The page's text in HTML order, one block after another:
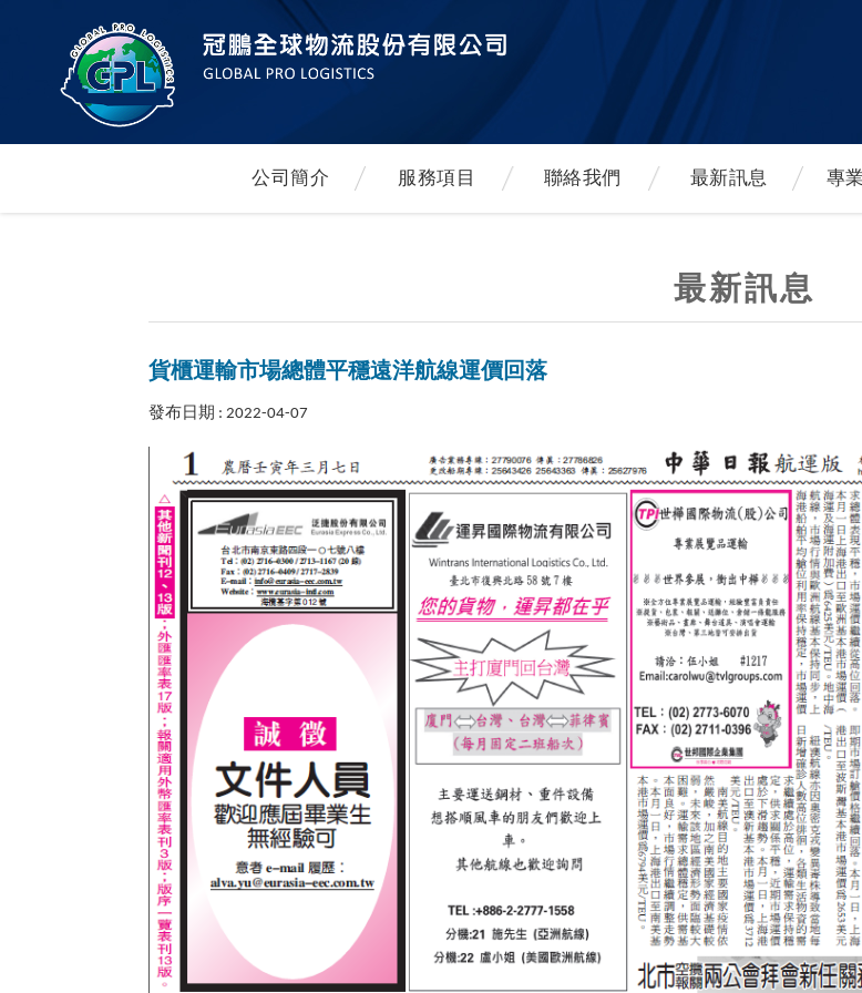
公司簡介 服務項目 聯絡我們 最新訊息 專
最新訊息
貨櫃運輸市場總體平穩遠洋航線運價回落
發布日期 : 2022-04-07